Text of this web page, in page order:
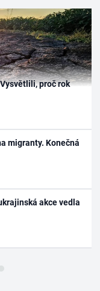
proč rok
migranty. Konečná
akce vedla